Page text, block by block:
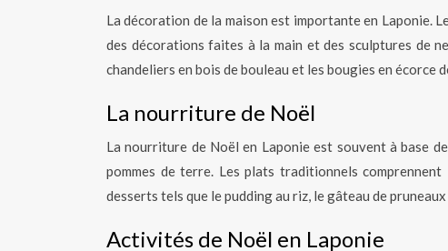
La décoration de la maison est importante en Laponie.
des décorations faites à la main et des sculptures de
chandeliers en bois de bouleau et les bougies en écorce
La nourriture de Noël
La nourriture de Noël en Laponie est souvent à base
pommes de terre. Les plats traditionnels
desserts tels que le pudding au riz, le gâteau de
Activités de Noël en Laponie